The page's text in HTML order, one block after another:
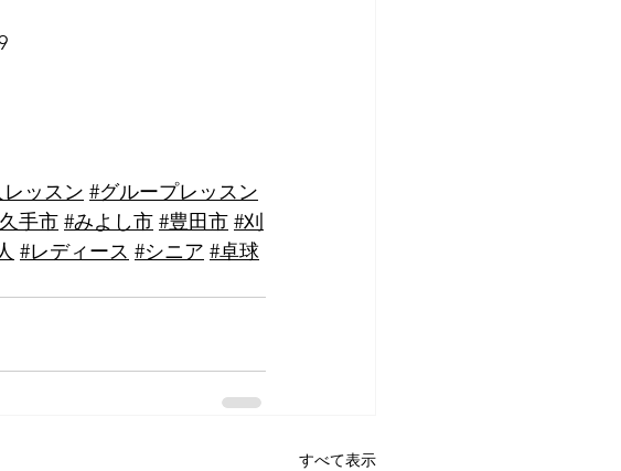
ッスン #グループレッスン
手市 #みよし市 #豊田市 #刈
#レディース #シニア #卓球
すべて表示